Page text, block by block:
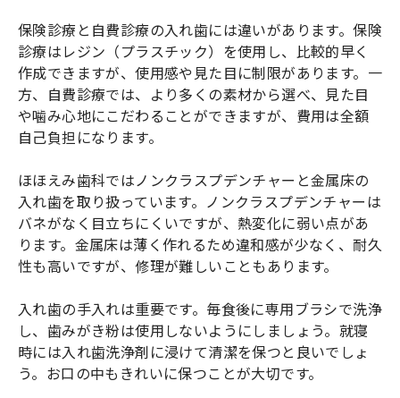
保険診療と自費診療の入れ歯には違いがあります。保険
診療はレジン（プラスチック）を使用し、比較的早く
作成できますが、使用感や見た目に制限があります。一
方、自費診療では、より多くの素材から選べ、見た目
や噛み心地にこだわることができますが、費用は全額
自己負担になります。
ほほえみ歯科ではノンクラスプデンチャーと金属床の
入れ歯を取り扱っています。ノンクラスプデンチャーは
バネがなく目立ちにくいですが、熱変化に弱い点があ
ります。金属床は薄く作れるため違和感が少なく、耐久
性も高いですが、修理が難しいこともあります。
入れ歯の手入れは重要です。毎食後に専用ブラシで洗浄
し、歯みがき粉は使用しないようにしましょう。就寝
時には入れ歯洗浄剤に浸けて清潔を保つと良いでしょ
う。お口の中もきれいに保つことが大切です。